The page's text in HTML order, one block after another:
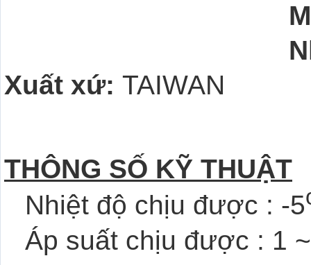
Xuất xứ: TAIWAN
THÔNG SỐ KỸ THUẬT
Nhiệt độ chịu được : -5
Áp suất chịu được : 1